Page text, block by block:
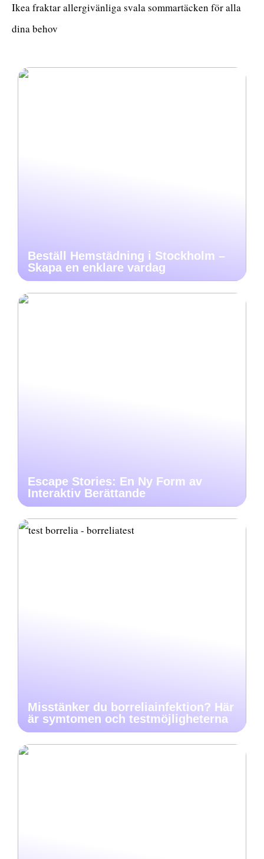
Ikea fraktar allergivänliga svala sommartäcken för alla
dina behov
Beställ Hemstädning i Stockholm –
Skapa en enklare vardag
Escape Stories: En Ny Form av
Interaktiv Berättande
Misstänker du borreliainfektion? Här
är symtomen och testmöjligheterna